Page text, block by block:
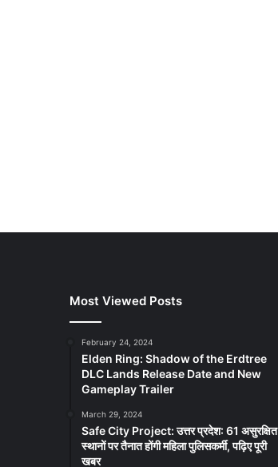
Most Viewed Posts
February 24, 2024
Elden Ring: Shadow of the Erdtree
DLC Lands Release Date and New
Gameplay Trailer
March 29, 2024
Safe City Project: उत्तर प्रदेश: 61 असुरक्षित
स्थानों पर तैनात होंगी महिला पुलिसकर्मी, पढ़िए पूरी
खबर